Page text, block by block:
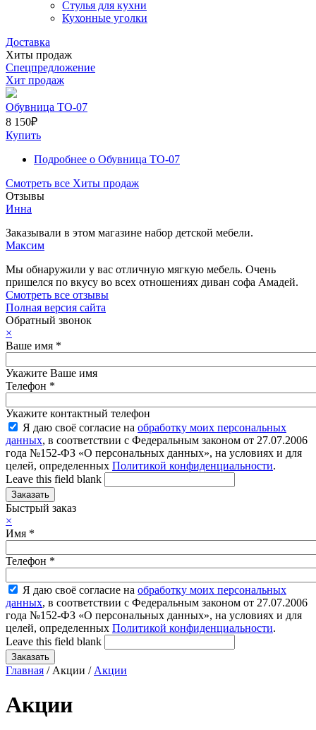
Стулья для кухни
Кухонные уголки
Доставка
Хиты продаж
Спецпредложение
Хит продаж
Обувница ТО-07
8 150₽
Купить
Подробнее о Обувница ТО-07
Смотреть все Хиты продаж
Отзывы
Инна
Заказывали в этом магазине набор детской мебели.
Максим
Мы обнаружили у вас отличную мягкую мебель. Очень
пришелся по вкусу во всех отношениях диван софа Амадей.
Смотреть все отзывы
Полная версия сайта
Обратный звонок
×
Ваше имя *
Укажите Ваше имя
Телефон *
Укажите контактный телефон
Я даю своё согласие на обработку моих персональных
данных, в соответствии с Федеральным законом от 27.07.2006
года №152-ФЗ «О персональных данных», на условиях и для
целей, определенных Политикой конфиденциальности.
Leave this field blank
Быстрый заказ
×
Имя *
Телефон *
Я даю своё согласие на обработку моих персональных
данных, в соответствии с Федеральным законом от 27.07.2006
года №152-ФЗ «О персональных данных», на условиях и для
целей, определенных Политикой конфиденциальности.
Leave this field blank
Главная / Акции / Акции
Акции